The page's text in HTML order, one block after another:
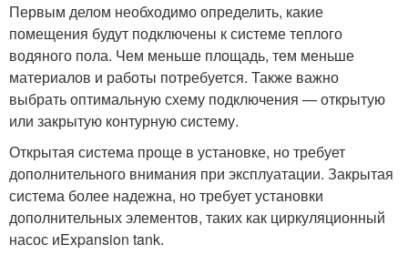
Первым делом необходимо определить, какие
помещения будут подключены к системе теплого
водяного пола. Чем меньше площадь, тем меньше
материалов и работы потребуется. Также важно
выбрать оптимальную схему подключения — открытую
или закрытую контурную систему.
Открытая система проще в установке, но требует
дополнительного внимания при эксплуатации. Закрытая
система более надежна, но требует установки
дополнительных элементов, таких как циркуляционный
насос иExpansion tank.